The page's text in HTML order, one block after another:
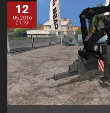
12
05.2016
21:19